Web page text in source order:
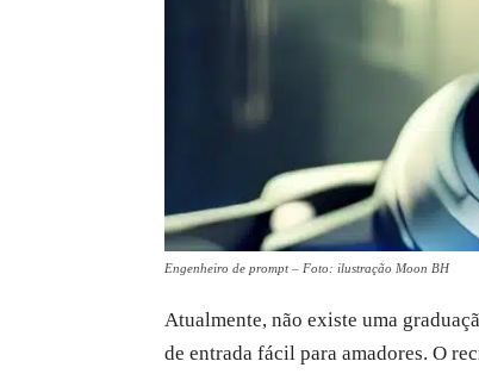
Engenheiro de prompt – Foto: ilustração Moon BH
Atualmente, não existe uma
de entrada fácil para amadores. O